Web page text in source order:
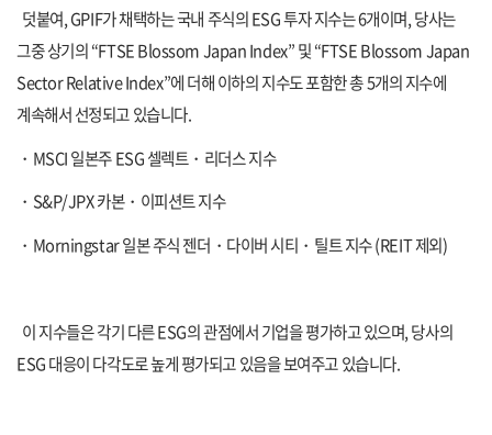
덧붙여, GPIF가 채택하는 국내 주식의ESG투자 지수는6개이며,당사는
그중 상기의“FTSE Blossom Japan Index”및“FTSE Blossom Japan
Sector Relative Index”에 더해 이하의 지수도 포함한 총5개의 지수에
계속해서 선정되고 있습니다.
・ MSCI일본주ESG셀렉트・ 리더스 지수
・ S&P/JPX카본・ 이피션트 지수
・ Morningstar일본 주식 젠더 ・ 다이버 시티 ・ 틸트 지수(REIT제외)
이 지수들은 각기 다른ESG의 관점에서 기업을 평가하고 있으며,당사의
ESG대응이 다각도로 높게 평가되고 있음을 보여주고 있습니다.